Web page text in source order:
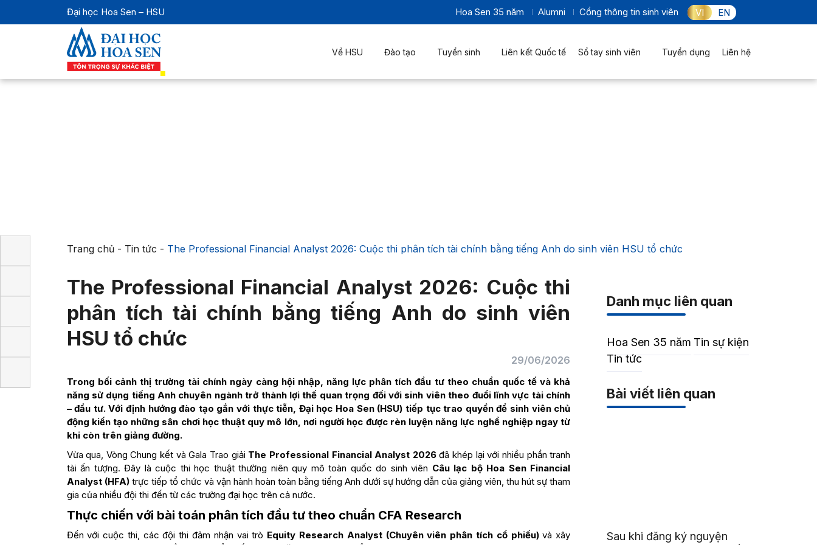
Đại học Hoa Sen – HSU Hoa Sen 35 năm Alumni Cổng thông tin sinh viên VI EN
Về HSU Đào tạo Tuyển sinh Liên kết Quốc tế Sổ tay sinh viên Tuyển dụng Liên hệ
Trang chủ- Tin tức - The Professional Financial Analyst 2026: Cuộc thi phân tích tài chính bằng tiếng Anh do sinh viên HSU tổ chức
The Professional Financial Analyst 2026: Cuộc thi
phân tích tài chính bằng tiếng Anh do sinh viên
HSU tổ chức
29/06/2026
Trong bối cảnh thị trường tài chính ngày càng hội nhập, năng lực phân tích đầu tư theo chuẩn quốc tế và khả
năng sử dụng tiếng Anh chuyên ngành trở thành lợi thế quan trọng đối với sinh viên theo đuổi lĩnh vực tài chính
– đầu tư. Với định hướng đào tạo gắn với thực tiễn, Đại học Hoa Sen (HSU) tiếp tục trao quyền để sinh viên chủ
động kiến tạo những sân chơi học thuật quy mô lớn, nơi người học được rèn luyện năng lực nghề nghiệp ngay từ
khi còn trên giảng đường.
Vừa qua, Vòng Chung kết và Gala Trao giải The Professional Financial Analyst 2026đã khép lại với nhiều phần tranh
tài ấn tượng. Đây là cuộc thi học thuật thường niên quy mô toàn quốc do sinh viên Câu lạc bộ Hoa Sen Financial
Analyst (HFA) trực tiếp tổ chức và vận hành hoàn toàn bằng tiếng Anh dưới sự hướng dẫn của giảng viên, thu hút sự
tham gia của nhiều đội thi đến từ các trường đại học trên cả nước.
Thực chiến với bài toán phân tích đầu tư theo chuẩn CFA Research
Đến với cuộc thi, các đội thi đảm nhận vai trò Equity Research Analyst (Chuyên viên phân tích cổ phiếu)và xây
Danh mục liên quan
Hoa Sen 35 năm Tin sự kiện
Tin tức
Bài viết liên quan
Sau khi đăng ký nguyện